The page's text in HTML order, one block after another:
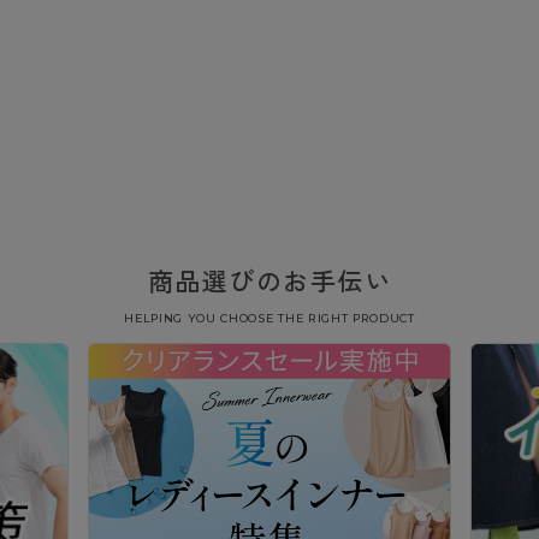
商品選びのお手伝い
HELPING YOU CHOOSE THE RIGHT PRODUCT